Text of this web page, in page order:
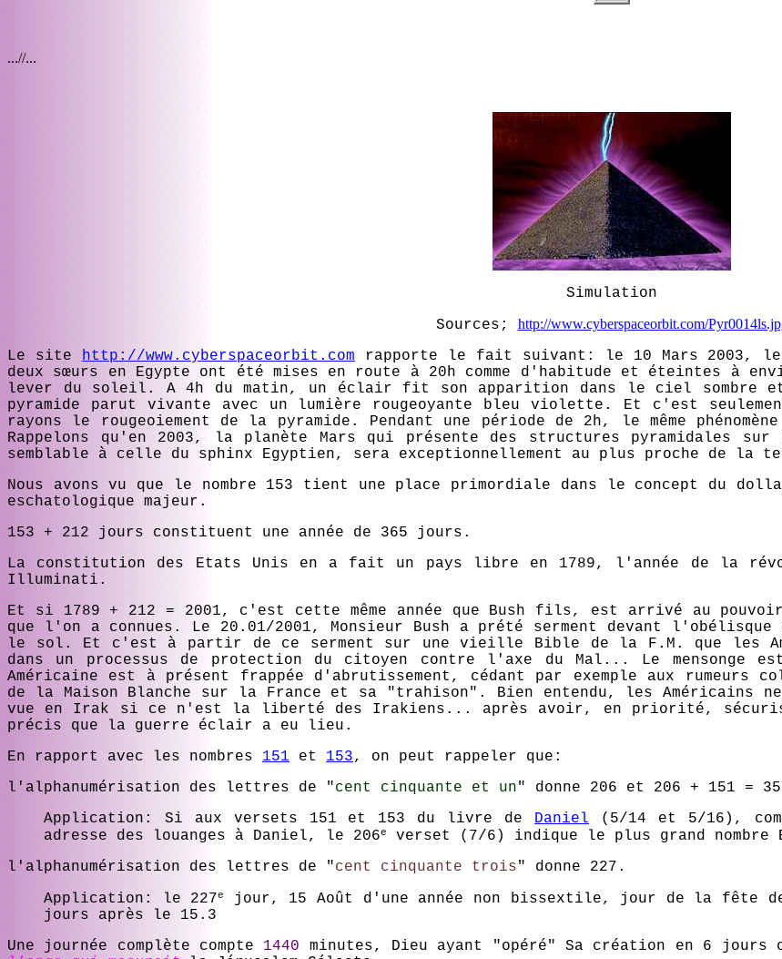
...//...
Simulation
Sources; http://www.cyberspaceorbit.com/
Le site http://www.cyberspaceorbit.com rapporte le fait suivant: le 10 Mars 2003,
deux sœurs en Egypte ont été mises en route à 20h comme d'habitude et éteintes à
lever du soleil. A 4h du matin, un éclair fit son apparition dans le ciel sombre et
pyramide parut vivante avec un lumière rougeoyante bleu violette. Et c'est
rayons le rougeoiement de la pyramide. Pendant une période de 2h, le même
Rappelons qu'en 2003, la planète Mars qui présente des structures pyramidales
semblable à celle du sphinx Egyptien, sera exceptionnellement au plus proche de la
Nous avons vu que le nombre 153 tient une place primordiale dans le concept du
eschatologique majeur.
153 + 212 jours constituent une année de 365 jours.
La constitution des Etats Unis en a fait un pays libre en 1789, l'année de la
Illuminati.
Et si 1789 + 212 = 2001, c'est cette même année que Bush fils, est arrivé au
que l'on a connues. Le 20.01/2001, Monsieur Bush a prété serment devant
le sol. Et c'est à partir de ce serment sur une vieille Bible de la F.M. que les
dans un processus de protection du citoyen contre l'axe du Mal... Le mensonge
Américaine est à présent frappée d'abrutissement, cédant par exemple aux rumeurs
de la Maison Blanche sur la France et sa "trahison". Bien entendu, les Américains
vue en Irak si ce n'est la liberté des Irakiens... après avoir, en priorité,
précis que la guerre éclair a eu lieu.
En rapport avec les nombres 151 et 153, on peut rappeler que:
l'alphanumérisation des lettres de "cent cinquante et un" donne 206 et 206 + 151 =
Application: Si aux versets 151 et 153 du livre de Daniel (5/14 et 5/16),
adresse des louanges à Daniel, le 206e
verset (7/6) indique le plus grand nombre
l'alphanumérisation des lettres de "cent cinquante trois" donne 227.
Application: le 227e jour, 15 Août d'une année non bissextile, jour de la fête
jours après le 15.3
Une journée complète compte 1440 minutes, Dieu ayant "opéré" Sa création en 6 jours